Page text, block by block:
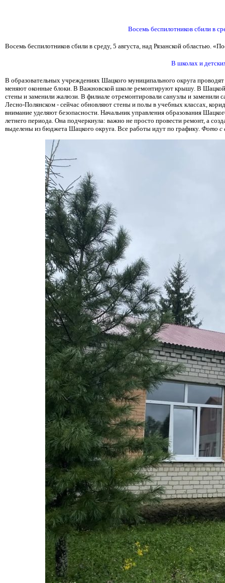
Восемь беспилотников сбили в
Восемь беспилотников сбили в среду, 5 августа, над Рязанской областью.
В школах и
В образовательных учреждениях Шацкого муниципального округа
меняют оконные блоки. В Важновской школе ремонтируют крышу. В Шацкой
стены и заменили жалюзи. В филиале отремонтировали санузлы и заменили
Лесно-Полянском - сейчас обновляют стены и полы в учебных классах,
внимание уделяют безопасности. Начальник управления образования
летнего периода. Она подчеркнула: важно не просто провести ремонт, а
выделены из бюджета Шацкого округа. Все работы идут по графику. Фото с